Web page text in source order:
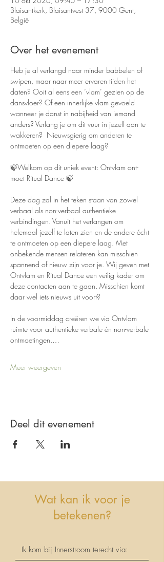
Blaisantkerk, Blaisantvest 37, 9000 Gent,
België
Over het evenement
Heb je al verlangd naar minder babbelen of
swipen, maar naar meer ervaren tijden het
daten? Ooit al eens een ‘vlam’ gezien op de
dansvloer? Of een innerlijke vlam gevoeld
wanneer je danst in nabijheid van iemand
anders? Verlang je om dit vuur in jezelf aan te
wakkeren?  Nieuwsgierig om anderen te
ontmoeten op een diepere laag?
🍃Welkom op dit uniek event: Ontvlam ont-
moet Ritual Dance 🍃
Deze dag zal in het teken staan van zowel
verbaal als non-verbaal authentieke
verbindingen. Vanuit het verlangen om
helemaal jezelf te laten zien en de andere écht
te ontmoeten op een diepere laag. Met
onbekende mensen relateren kan misschien
spannend of nieuw zijn voor je. Wij geven met
Ontvlam en Ritual Dance een veilig kader om
deze contacten aan te gaan. Misschien komt
daar wel iets nieuws uit voort?
In de voormiddag creëren we via Ontvlam
ruimte voor authentieke verbale én non-verbale
ontmoetingen.…
Meer weergeven
Deel dit evenement
Wat kan ik voor je
betekenen?